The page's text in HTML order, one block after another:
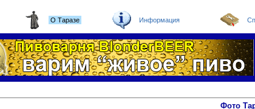
О Таразе Информация
Фото